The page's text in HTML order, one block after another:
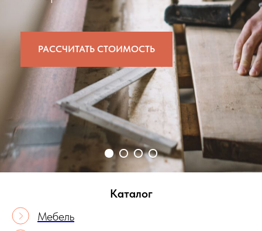
РАССЧИТАТЬ СТОИМОСТЬ
Каталог
Мебель